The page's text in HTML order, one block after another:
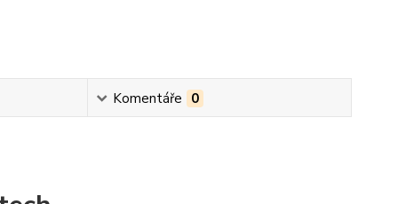
Komentáře 0